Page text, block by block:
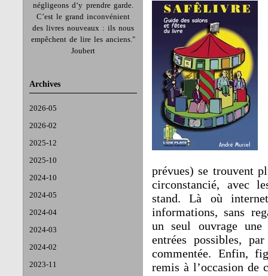
négligeons d‘y prendre garde.
C’est le grand inconvénient
des livres nouveaux : ils nous
empêchent de lire les anciens."
Joubert
Archives
2026-05
2026-02
2025-12
2025-10
2024-10
2024-05
2024-04
2024-03
2024-02
2023-11
prévues) se trouvent
circonstancié, avec
stand. Là où
informations, sans
un seul ouvrage une
entrées possibles,
commentée. Enfin,
remis à l’occasion de